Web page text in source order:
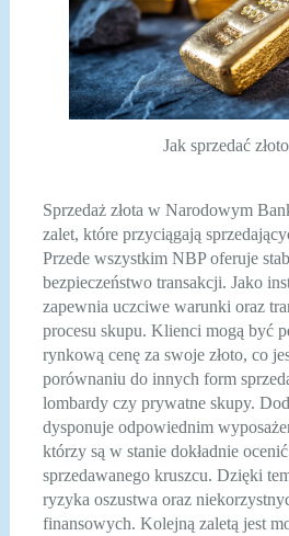
Jak sprzedać
Sprzedaż złota w Narodowym
zalet, które przyciągają
Przede wszystkim NBP oferuje
bezpieczeństwo transakcji. Jako
zapewnia uczciwe warunki oraz
procesu skupu. Klienci mogą być
rynkową cenę za swoje złoto, co
porównaniu do innych form
lombardy czy prywatne skupy.
dysponuje odpowiednim
którzy są w stanie dokładnie
sprzedawanego kruszcu. Dzięki
ryzyka oszustwa oraz
finansowych. Kolejną zaletą jest